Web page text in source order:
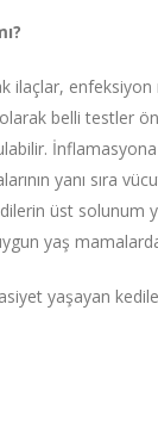
ilaçlar,
belli testler
yanı sıra
üst solunum
yaş
yaşayan